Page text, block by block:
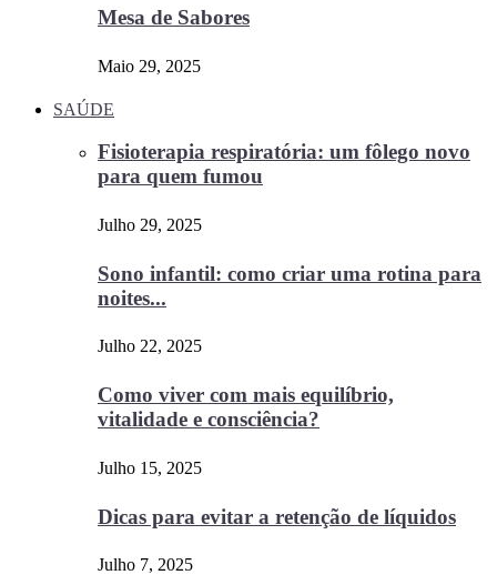
Mesa de Sabores
Maio 29, 2025
SAÚDE
Fisioterapia respiratória: um fôlego novo
para quem fumou
Julho 29, 2025
Sono infantil: como criar uma rotina para
noites...
Julho 22, 2025
Como viver com mais equilíbrio,
vitalidade e consciência?
Julho 15, 2025
Dicas para evitar a retenção de líquidos
Julho 7, 2025